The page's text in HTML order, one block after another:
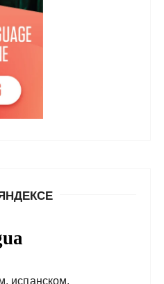
испанском,